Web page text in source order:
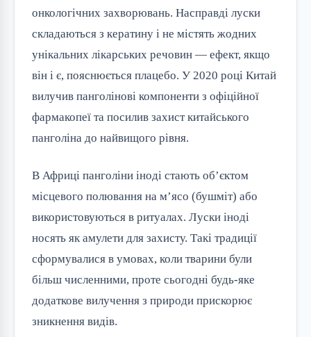
онкологічних захворювань. Насправді луски
складаються з кератину і не містять жодних
унікальних лікарських речовин — ефект, якщо
він і є, пояснюється плацебо. У 2020 році Китай
вилучив панголінові компоненти з офіційної
фармакопеї та посилив захист китайського
панголіна до найвищого рівня.
В Африці панголіни іноді стають об’єктом
місцевого полювання на м’ясо (бушміт) або
використовуються в ритуалах. Луски іноді
носять як амулети для захисту. Такі традиції
сформувалися в умовах, коли тварини були
більш численними, проте сьогодні будь-яке
додаткове вилучення з природи прискорює
зникнення видів.